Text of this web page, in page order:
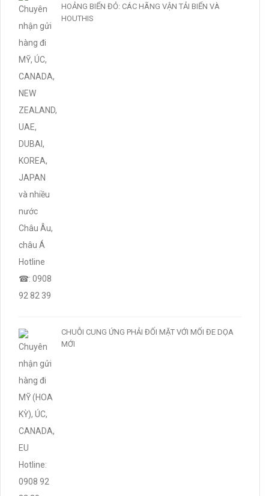
HOẢNG BIỂN ĐỎ: CÁC HÃNG VẬN TẢI BIỂN VÀ
HOUTHIS
CHUỖI CUNG ỨNG PHẢI ĐỐI MẶT VỚI MỐI ĐE DỌA
MỚI